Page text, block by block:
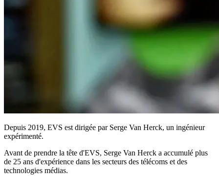
Depuis 2019, EVS est dirigée par Serge Van Herck, un ingénieur
expérimenté.
Avant de prendre la tête d'EVS, Serge Van Herck a accumulé plus
de 25 ans d'expérience dans les secteurs des télécoms et des
technologies médias.